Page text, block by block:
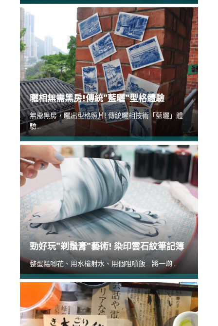
曬相無需黑房!傳統”藍曬”型格體驗
無需黑房，曬出型格照片! 傳統曬相技術「藍曬」體
驗...
勁好玩”剃鬚膏”藝術! 染印雲石紋筆記簿
整蛋糕唧花、用水槍射水、用個咀噴飯... 將一啲...